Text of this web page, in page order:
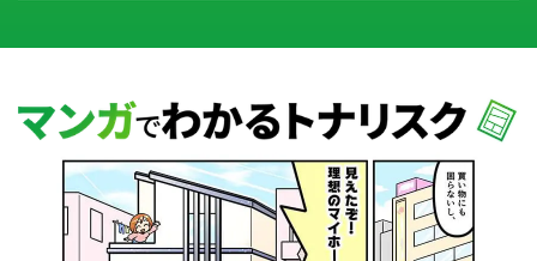
マンガでわかるトナリスク